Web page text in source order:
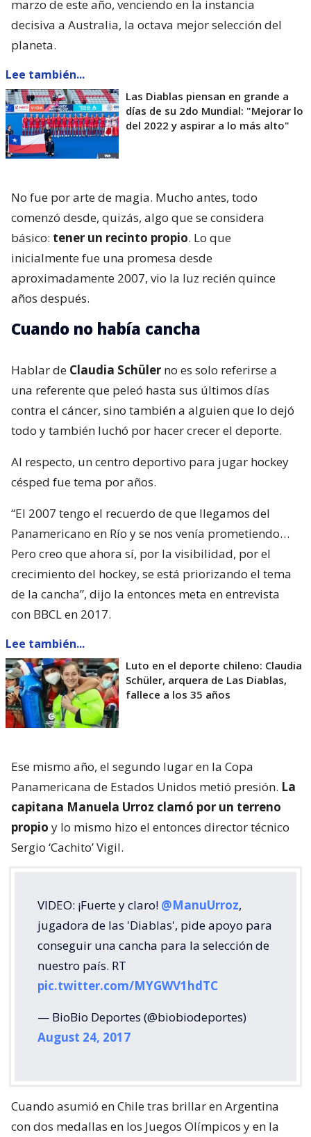
marzo de este año, venciendo en la instancia
decisiva a Australia, la octava mejor selección del
planeta.
Lee también...
Las Diablas piensan en grande a
días de su 2do Mundial: "Mejorar lo
del 2022 y aspirar a lo más alto"
No fue por arte de magia. Mucho antes, todo
comenzó desde, quizás, algo que se considera
básico: tener un recinto propio. Lo que
inicialmente fue una promesa desde
aproximadamente 2007, vio la luz recién quince
años después.
Cuando no había cancha
Hablar de Claudia Schüler no es solo referirse a
una referente que peleó hasta sus últimos días
contra el cáncer, sino también a alguien que lo dejó
todo y también luchó por hacer crecer el deporte.
Al respecto, un centro deportivo para jugar hockey
césped fue tema por años.
“El 2007 tengo el recuerdo de que llegamos del
Panamericano en Río y se nos venía prometiendo…
Pero creo que ahora sí, por la visibilidad, por el
crecimiento del hockey, se está priorizando el tema
de la cancha”, dijo la entonces meta en entrevista
con BBCL en 2017.
Lee también...
Luto en el deporte chileno: Claudia
Schüler, arquera de Las Diablas,
fallece a los 35 años
Ese mismo año, el segundo lugar en la Copa
Panamericana de Estados Unidos metió presión. La
capitana Manuela Urroz clamó por un terreno
propio y lo mismo hizo el entonces director técnico
Sergio ‘Cachito’ Vigil.
VIDEO: ¡Fuerte y claro! @ManuUrroz,
jugadora de las 'Diablas', pide apoyo para
conseguir una cancha para la selección de
nuestro país. RT
pic.twitter.com/MYGWV1hdTC
— BioBio Deportes (@biobiodeportes)
August 24, 2017
Cuando asumió en Chile tras brillar en Argentina
con dos medallas en los Juegos Olímpicos y en la